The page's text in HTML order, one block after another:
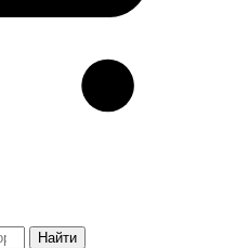
Найти